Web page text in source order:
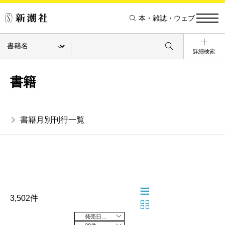
本・雑誌・ウェブ
詳細検索
書籍
書籍月別刊行一覧
3,502件